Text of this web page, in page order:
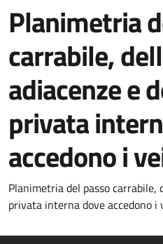
Planimetria
carrabile,
adiacenze e
privata
accedono i
Planimetria del passo carrabile,
privata interna dove accedono i